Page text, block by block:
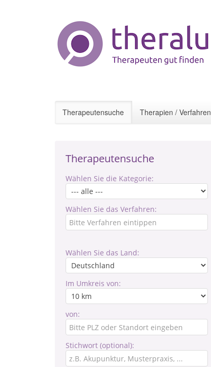
Therapeutensuche Therapien / Verfahren
Therapeutensuche
Wählen Sie die Kategorie:
Wählen Sie das Verfahren:
Wählen Sie das Land:
Im Umkreis von:
von:
Stichwort (optional):